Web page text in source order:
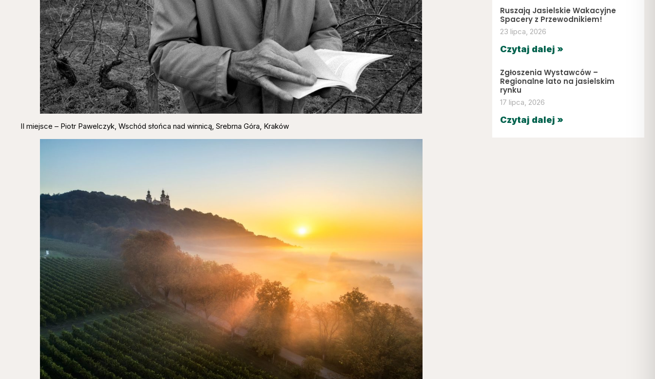
II miejsce – Piotr Pawelczyk, Wschód słońca nad winnicą, Srebrna Góra, Kraków
Ruszają Jasielskie Wakacyjne
Spacery z Przewodnikiem!
23 lipca, 2026
Czytaj dalej »
Zgłoszenia Wystawców –
Regionalne lato na jasielskim
rynku
17 lipca, 2026
Czytaj dalej »